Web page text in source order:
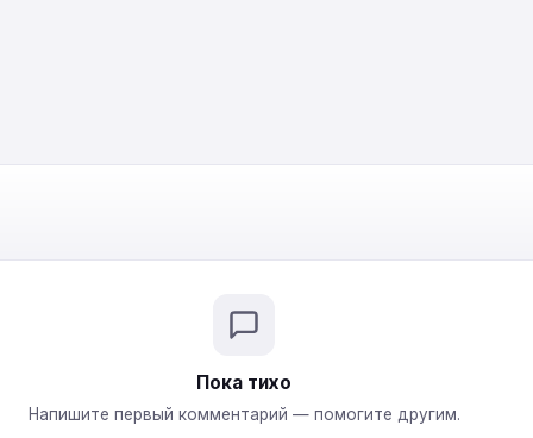
Пока тихо
Напишите первый комментарий — помогите другим.